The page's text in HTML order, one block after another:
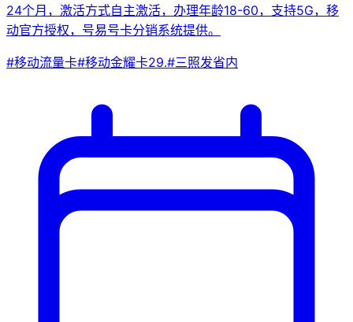
24个月，激活方式自主激活，办理年龄18-60，支持5G，移
动官方授权，号易号卡分销系统提供。
#移动流量卡#移动金耀卡29.#三照发省内